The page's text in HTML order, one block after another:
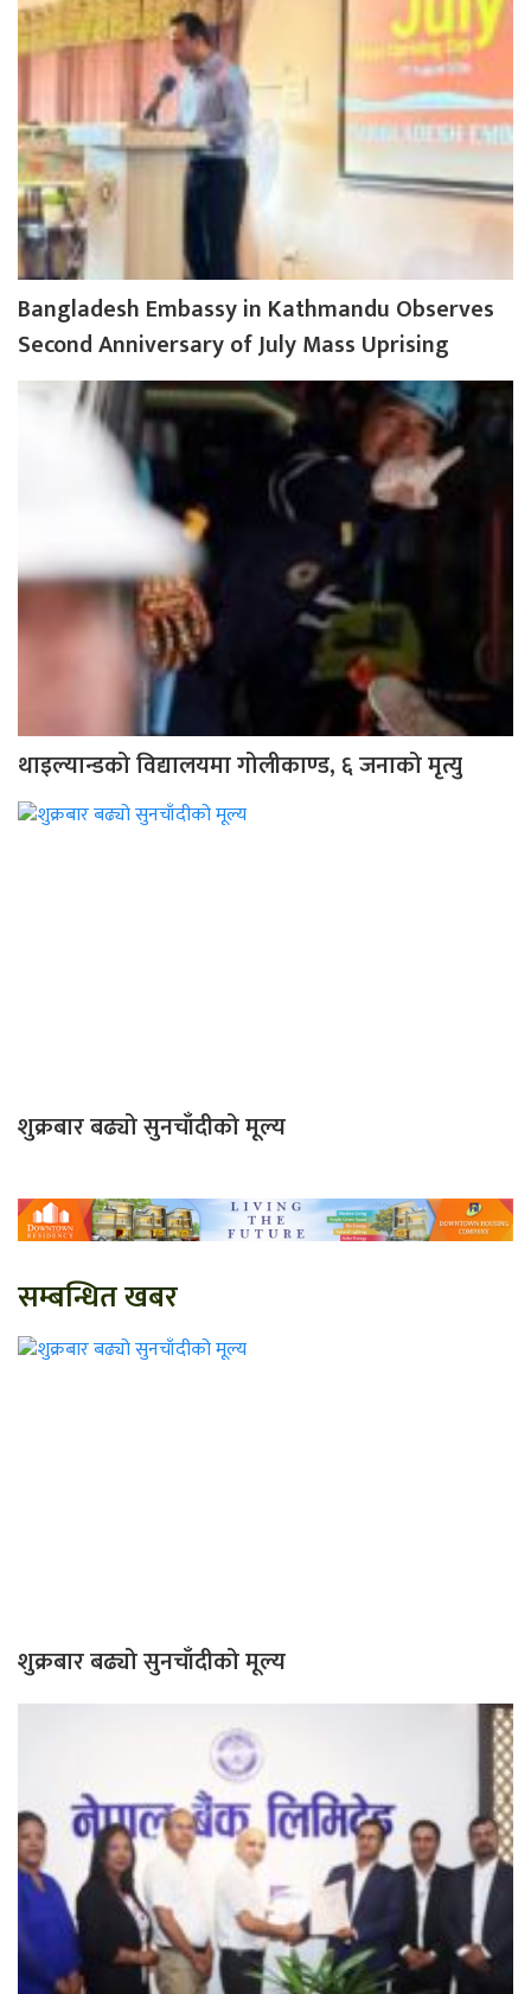
Bangladesh Embassy in Kathmandu Observes
Second Anniversary of July Mass Uprising
थाइल्यान्डको विद्यालयमा गोलीकाण्ड, ६ जनाको मृत्यु
शुक्रबार बढ्यो सुनचाँदीको मूल्य
सम्बन्धित खबर
शुक्रबार बढ्यो सुनचाँदीको मूल्य